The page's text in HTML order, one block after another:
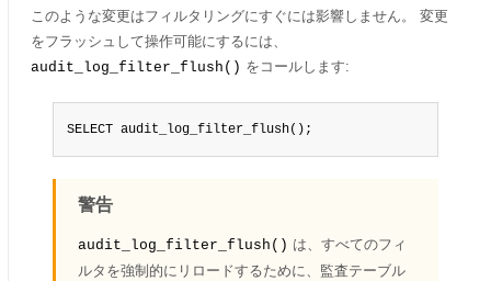
このような変更はフィルタリングにすぐには影響しません。 変更
をフラッシュして操作可能にするには、
audit_log_filter_flush() をコールします:
SELECT audit_log_filter_flush();
警告
audit_log_filter_flush() は、すべてのフィ
ルタを強制的にリロードするために、監査テーブル